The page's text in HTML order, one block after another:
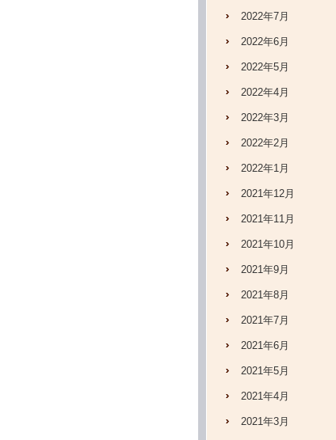
2022年7月
2022年6月
2022年5月
2022年4月
2022年3月
2022年2月
2022年1月
2021年12月
2021年11月
2021年10月
2021年9月
2021年8月
2021年7月
2021年6月
2021年5月
2021年4月
2021年3月